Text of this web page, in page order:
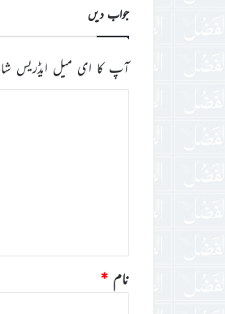
جواب دیں
آپ کا ای میل ایڈریس
نام *